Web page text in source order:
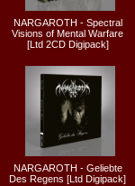
NARGAROTH - Spectral
Visions of Mental Warfare
[Ltd 2CD Digipack]
NARGAROTH - Geliebte
Des Regens [Ltd Digipack]